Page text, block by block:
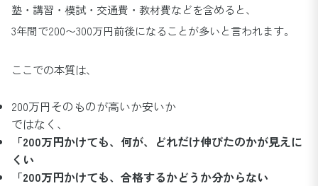
塾・講習・模試・交通費・教材費などを含めると、
3年間で200〜300万円前後になることが多いと言われます。
ここでの本質は、
200万円そのものが高いか安いか
ではなく、
「200万円かけても、何が、どれだけ伸びたのかが見えに
くい
「200万円かけても、合格するかどうか分からない